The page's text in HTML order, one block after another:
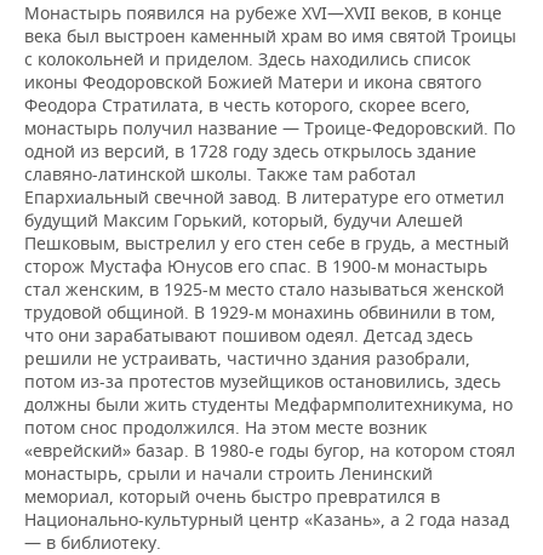
Монастырь появился на рубеже XVI—XVII веков, в конце
века был выстроен каменный храм во имя святой Троицы
с колокольней и приделом. Здесь находились список
иконы Феодоровской Божией Матери и икона святого
Феодора Стратилата, в честь которого, скорее всего,
монастырь получил название — Троице-Федоровский. По
одной из версий, в 1728 году здесь открылось здание
славяно-латинской школы. Также там работал
Епархиальный свечной завод. В литературе его отметил
будущий Максим Горький, который, будучи Алешей
Пешковым, выстрелил у его стен себе в грудь, а местный
сторож Мустафа Юнусов его спас. В 1900-м монастырь
стал женским, в 1925-м место стало называться женской
трудовой общиной. В 1929-м монахинь обвинили в том,
что они зарабатывают пошивом одеял. Детсад здесь
решили не устраивать, частично здания разобрали,
потом из-за протестов музейщиков остановились, здесь
должны были жить студенты Медфармполитехникума, но
потом снос продолжился. На этом месте возник
«еврейский» базар. В 1980-е годы бугор, на котором стоял
монастырь, срыли и начали строить Ленинский
мемориал, который очень быстро превратился в
Национально-культурный центр «Казань», а 2 года назад
— в библиотеку.